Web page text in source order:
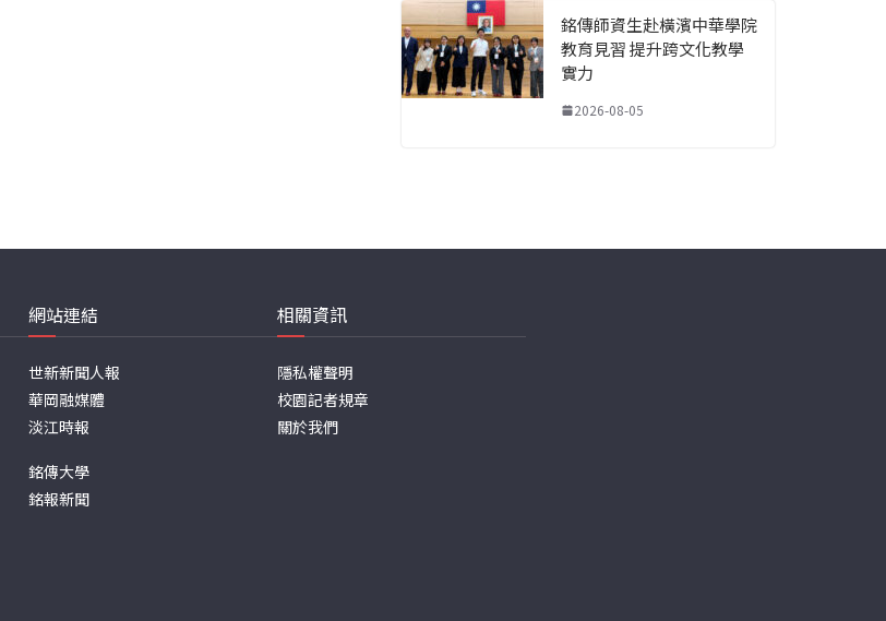
銘傳師資生赴橫濱中華學院
教育見習 提升跨文化教學
實力
2026-08-05
網站連結
世新新聞人報
華岡融媒體
淡江時報
銘傳大學
銘報新聞
相關資訊
隱私權聲明
校園記者規章
關於我們